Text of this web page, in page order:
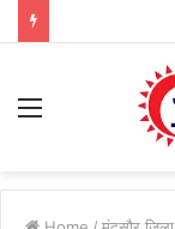
Menu